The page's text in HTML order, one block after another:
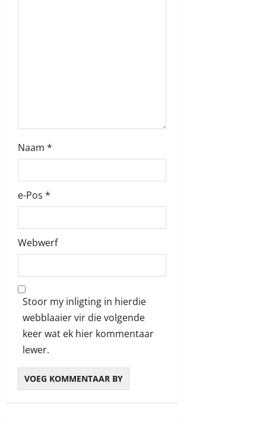
Naam *
e-Pos *
Webwerf
Stoor my inligting in hierdie
webblaaier vir die volgende
keer wat ek hier kommentaar
lewer.